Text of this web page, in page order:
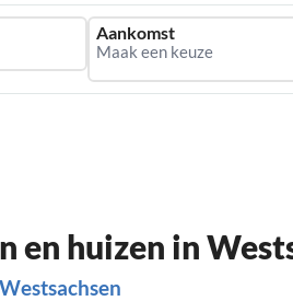
Aankomst
huizen in